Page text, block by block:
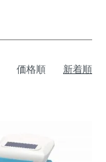
価格順 新着順